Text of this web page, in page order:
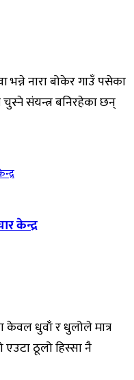
भन्ने नारा बोकेर गाउँ पसेका
संयन्त्र बनिरहेका छन्
केन्द्र
केवल धुवाँ र धुलोले मात्र
ठूलो हिस्सा नै